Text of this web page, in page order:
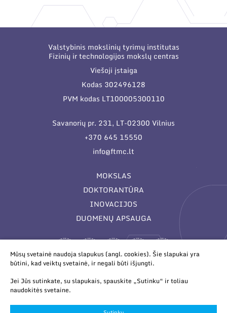
Valstybinis mokslinių tyrimų institutas
Fizinių ir technologijos mokslų centras
Viešoji įstaiga
Kodas 302496128
PVM kodas LT100005300110
Savanorių pr. 231, LT-02300 Vilnius
+370 645 15550
info@ftmc.lt
MOKSLAS
DOKTORANTŪRA
INOVACIJOS
DUOMENŲ APSAUGA
© 2026 Valstybinis mokslinių tyrimų institutas Fizinių ir
technologijos mokslų centras. Duomenys kaupiami ir saugomi
Mūsų svetainė naudoja slapukus (angl. cookies). Šie slapukai yra
būtini, kad veiktų svetainė, ir negali būti išjungti.
Jei Jūs sutinkate, su slapukais, spauskite „Sutinku“ ir toliau
naudokitės svetaine.